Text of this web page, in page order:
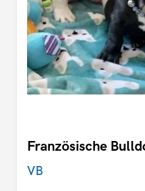
Französische
VB